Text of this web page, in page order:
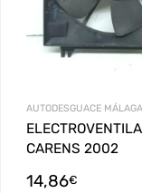
Añadir al carrito
AUTODESGUACE MÁLAGA
CARENS 2002
14,86€